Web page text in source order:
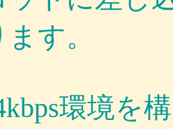
す。
環境を